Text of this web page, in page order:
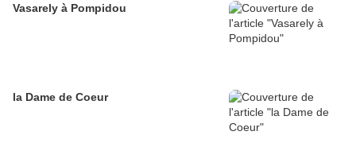
Vasarely à Pompidou
la Dame de Coeur